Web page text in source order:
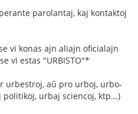
parolantaj, kaj kontaktoj
vi konas ajn aliajn oficialajn
vi estas "URBISTO"*
urbestroj, aŭ pro urboj, urbo-
urbaj sciencoj, ktp...)